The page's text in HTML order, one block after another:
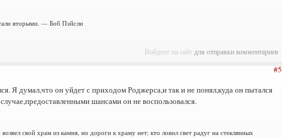
вторыми. — Боб Пэйсли
Войдите на сайт для отправки комментариев
#5
Я думал,что он уйдет с приходом Роджерса,и так и не понял,куда он пытался
шансами он не воспользовался.
свой храм из камня, но дороги к храму нет; кто ловил свет радуг на стеклянных